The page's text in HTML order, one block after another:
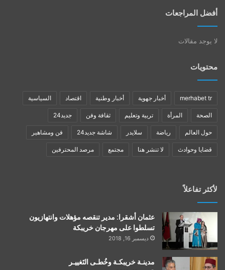
أفضل المراجعات
لا يوجد مقالات
محتويات
merhabet tr أخبار جهوية أخبار وطنية اقتصاد السياسية
الصحة المرأة تربية وتعليم ثقافة وفن جديد24
حول العالم رياضة سلايدر شاشة جديد24 فن ومشاهير
قضايا وحوادث لا تنشر هنا مجتمع مرصد المحترفين
لأكثر تفاعلاً
عثمان أشقرا: مدير تنقصه مؤهلات وانتهازيون
تسلطوا على مهرجان خريبكة
ديسمبر 16, 2018
مدينـة خريبكـة وخُطـى التَغييـر